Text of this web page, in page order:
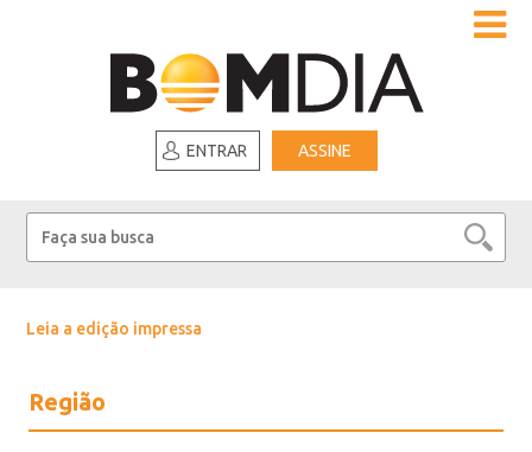
ENTRAR ASSINE
Leia a edição impressa
Região